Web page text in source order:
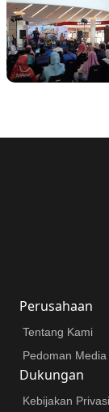
Perusahaan
Tentang Kami
Pedoman
Dukungan
Kebijakan Privasi